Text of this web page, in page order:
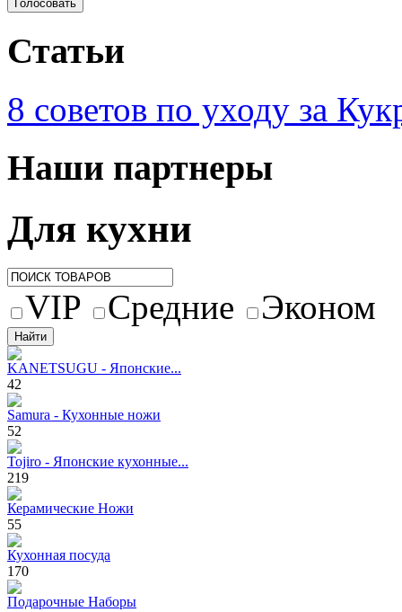
Статьи
8 советов по уходу за
Наши партнеры
Для кухни
VIP Средние Эконом
KANETSUGU - Японские...
42
Samura - Кухонные ножи
52
Tojiro - Японские кухонные...
219
Керамические Ножи
55
Кухонная посуда
170
Подарочные Наборы